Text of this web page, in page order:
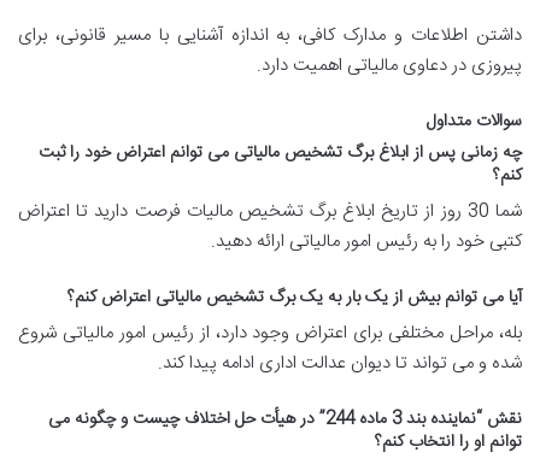
داشتن اطلاعات و مدارک کافی، به اندازه آشنایی با مسیر قانونی، برای
پیروزی در دعاوی مالیاتی اهمیت دارد.
سوالات متداول
چه زمانی پس از ابلاغ برگ تشخیص مالیاتی می توانم اعتراض خود را ثبت
کنم؟
شما 30 روز از تاریخ ابلاغ برگ تشخیص مالیات فرصت دارید تا اعتراض
کتبی خود را به رئیس امور مالیاتی ارائه دهید.
آیا می توانم بیش از یک بار به یک برگ تشخیص مالیاتی اعتراض کنم؟
بله، مراحل مختلفی برای اعتراض وجود دارد، از رئیس امور مالیاتی شروع
شده و می تواند تا دیوان عدالت اداری ادامه پیدا کند.
نقش “نماینده بند 3 ماده 244” در هیأت حل اختلاف چیست و چگونه می
توانم او را انتخاب کنم؟